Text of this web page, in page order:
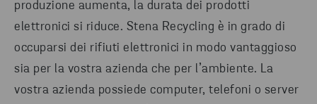
produzione aumenta, la durata dei prodotti
elettronici si riduce. Stena Recycling è in grado di
occuparsi dei rifiuti elettronici in modo vantaggioso
sia per la vostra azienda che per l’ambiente. La
vostra azienda possiede computer, telefoni o server